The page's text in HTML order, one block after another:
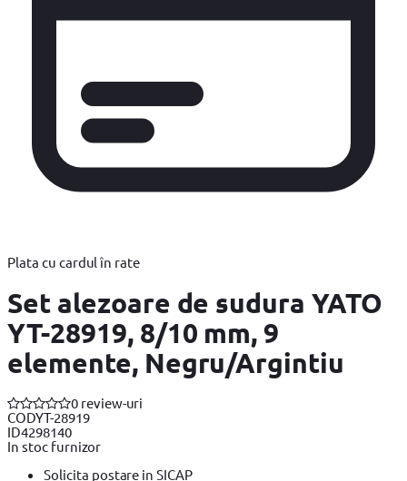
Plata cu cardul în rate
Set alezoare de sudura YATO
YT-28919, 8/10 mm, 9
elemente, Negru/Argintiu
0 review-uri
CODYT-28919
ID4298140
In stoc furnizor
Solicita postare in SICAP